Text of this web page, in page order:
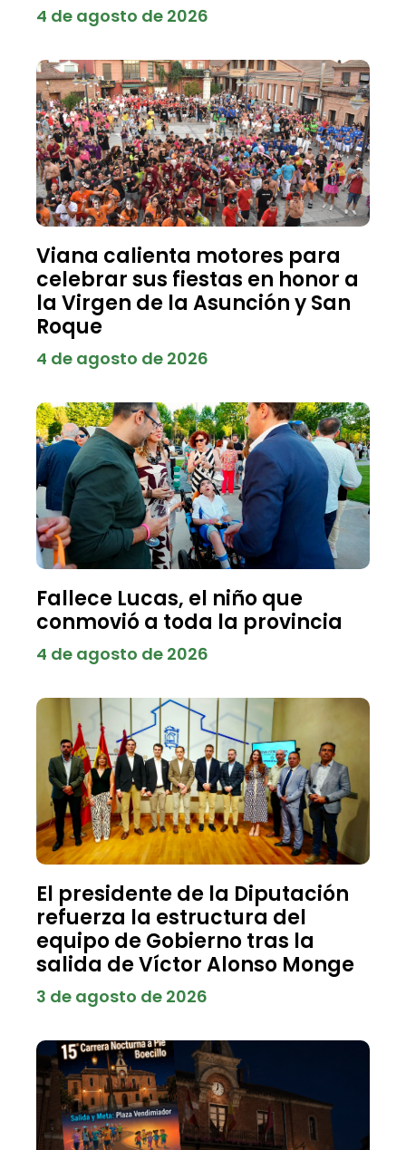
4 de agosto de 2026
Viana calienta motores para
celebrar sus fiestas en honor a
la Virgen de la Asunción y San
Roque
4 de agosto de 2026
Fallece Lucas, el niño que
conmovió a toda la provincia
4 de agosto de 2026
El presidente de la Diputación
refuerza la estructura del
equipo de Gobierno tras la
salida de Víctor Alonso Monge
3 de agosto de 2026